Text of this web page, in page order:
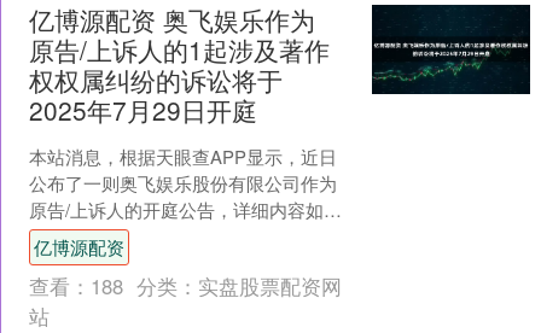
亿博源配资 奥飞娱乐作为
原告/上诉人的1起涉及著作
权权属纠纷的诉讼将于
2025年7月29日开庭
本站消息，根据天眼查APP显示，近日
公布了一则奥飞娱乐股份有限公司作为
原告/上诉人的开庭公告，详细内容如
下： 案号：（2025）闽0583民初9943号
审理法院....
亿博源配资
查看： 188 分类： 实盘股票配资网
站